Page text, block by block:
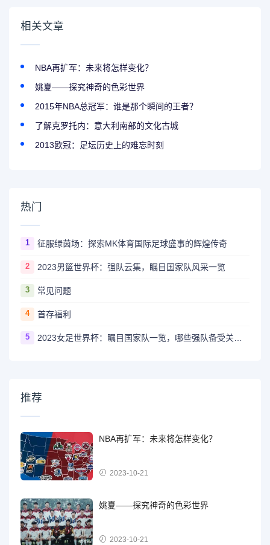
相关文章
NBA再扩军：未来将怎样变化？
姚夏——探究神奇的色彩世界
2015年NBA总冠军：谁是那个瞬间的王者？
了解克罗托内：意大利南部的文化古城
2013欧冠：足坛历史上的难忘时刻
热门
1 征服绿茵场：探索MK体育国际足球盛事的辉煌传奇
2 2023男篮世界杯：强队云集，瞩目国家队风采一览
3 常见问题
4 首存福利
5
推荐
NBA再扩军：未来将怎样变化？
2023-10-21
姚夏——探究神奇的色彩世界
2023-10-21